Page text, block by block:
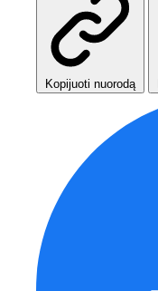
Kopijuoti nuorodą